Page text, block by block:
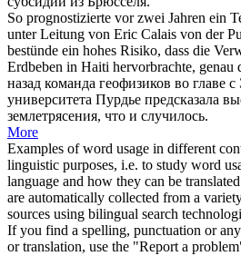
So prognostizierte vor zwei Jahren ein
unter Leitung von Eric Calais von der
bestünde ein hohes Risiko, dass die
Erdbeben in Haiti hervorbrachte, genau
назад команда геофизиков во главе
университета Пурдье предсказала
землетрясения, что и случилось.
More
Examples of word usage in different
linguistic purposes, i.e. to study word
language and how they can be
are automatically collected from a
sources using bilingual search
If you find a spelling, punctuation or
or translation, use the "Report a